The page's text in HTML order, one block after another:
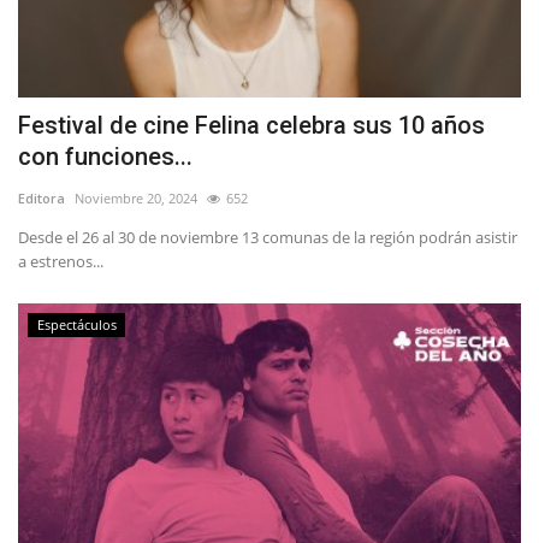
Festival de cine Felina celebra sus 10 años
con funciones...
Editora Noviembre 20, 2024 652
Desde el 26 al 30 de noviembre 13 comunas de la región podrán asistir
a estrenos...
Espectáculos